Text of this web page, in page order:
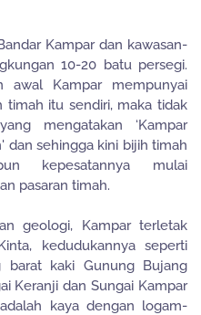
Kampar dan kawasan-
10-20 batu persegi.
awal Kampar mempunyai
itu sendiri, maka tidak
mengatakan ‘Kampar
dan sehingga kini bijih timah
kepesatannya mulai
pasaran timah.
geologi, Kampar terletak
kedudukannya seperti
kaki Gunung Bujang
Keranji dan Sungai Kampar
kaya dengan logam-